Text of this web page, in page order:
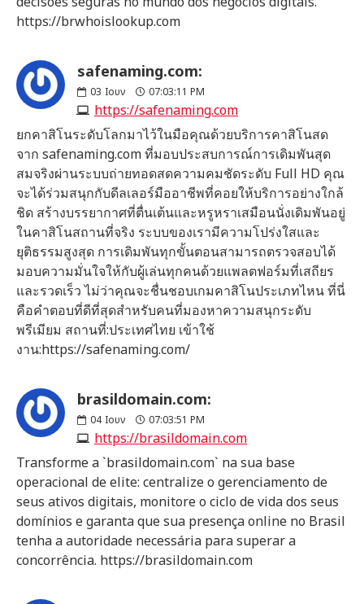
https://brwhoislookup.com
safenaming.com:
03 Ιουν 07:03:11 PM
https://safenaming.com
ยกคาสิโนระดับโลกมาไว้ในมือคุณด้วยบริการคาสิโนสด
จาก safenaming.com ที่มอบประสบการณ์การเดิมพันสุด
สมจริงผ่านระบบถ่ายทอดสดความคมชัดระดับ Full HD คุณ
จะได้ร่วมสนุกกับดีลเลอร์มืออาชีพที่คอยให้บริการอย่างใกล้
ชิด สร้างบรรยากาศที่ตื่นเต้นและหรูหราเสมือนนั่งเดิมพันอยู่
ในคาสิโนสถานที่จริง ระบบของเรามีความโปร่งใสและ
ยุติธรรมสูงสุด การเดิมพันทุกขั้นตอนสามารถตรวจสอบได้
มอบความมั่นใจให้กับผู้เล่นทุกคนด้วยแพลตฟอร์มที่เสถียร
และรวดเร็ว ไม่ว่าคุณจะชื่นชอบเกมคาสิโนประเภทไหน ที่นี่
คือคำตอบที่ดีที่สุดสำหรับคนที่มองหาความสนุกระดับ
พรีเมียม สถานที่:ประเทศไทย เข้าใช้
งาน:https://safenaming.com/
brasildomain.com:
04 Ιουν 07:03:51 PM
https://brasildomain.com
Transforme a `brasildomain.com` na sua base
operacional de elite: centralize o gerenciamento de
seus ativos digitais, monitore o ciclo de vida dos seus
domínios e garanta que sua presença online no Brasil
tenha a autoridade necessária para superar a
concorrência. https://brasildomain.com